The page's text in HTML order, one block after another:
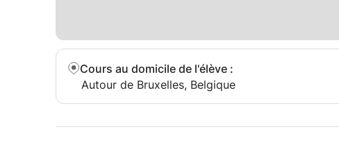
Cours au domicile de l'élève :
Autour de Bruxelles, Belgique